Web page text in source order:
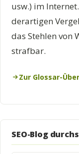
usw.) im
derartigen
das Stehlen von
strafbar.
Zur Glossar-
SEO-Blog